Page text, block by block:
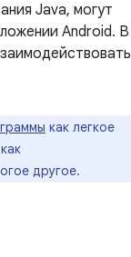
Java, могут
Android. В
как легкое
другое.